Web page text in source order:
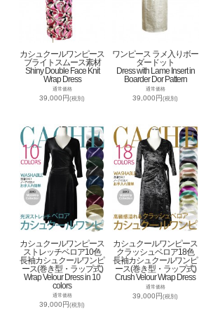
カシュクールワンピース
ブライトスムース素材
Shiny Double Face Knit
Wrap Dress
通常価格
39,000円(税別)
ワンピース ラメ入りボー
ダードット
Dress with Lame Insert in
Boarder Dor Pattern
通常価格
39,000円(税別)
カシュクールワンピース
ストレッチベロア10色
長袖カシュクールワンピ
ース(巻き型・ラップ式)
Wrap Velour Dress in 10
colors
通常価格
39,000円(税別)
カシュクールワンピース
クラッシュベロア18色
長袖カシュクールワンピ
ース(巻き型・ラップ式)
Crush Velour Wrap Dress
通常価格
39,000円(税別)